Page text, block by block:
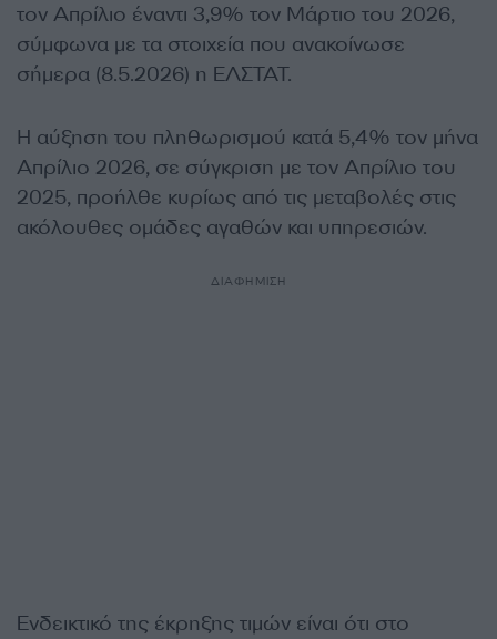
τον Απρίλιο έναντι 3,9% τον Μάρτιο του 2026,
σύμφωνα με τα στοιχεία που ανακοίνωσε
σήμερα (8.5.2026) η ΕΛΣΤΑΤ.
Η αύξηση του πληθωρισμού κατά 5,4% τον μήνα
Απρίλιο 2026, σε σύγκριση με τον Απρίλιο του
2025, προήλθε κυρίως από τις μεταβολές στις
ακόλουθες ομάδες αγαθών και υπηρεσιών.
ΔΙΑΦΗΜΙΣΗ
Ενδεικτικό της έκρηξης τιμών είναι ότι στο